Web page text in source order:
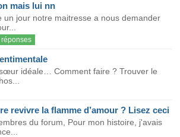
mais lui nn
un jour notre maitresse a nous demander
réponses
idéale… Comment faire ? Trouver le
revivre la flamme d’amour ? Lisez ceci
du forum, Pour mon histoire, j'avais